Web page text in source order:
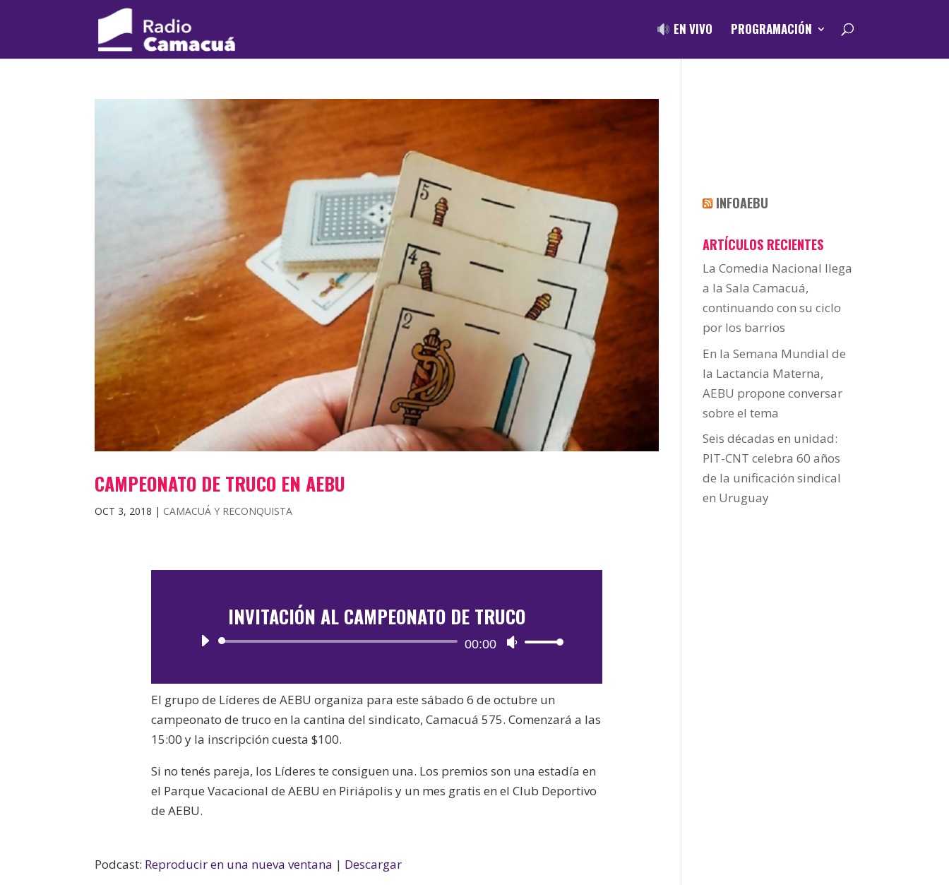
EN VIVO PROGRAMACIÓN
CAMPEONATO DE TRUCO EN AEBU
OCT 3, 2018 | CAMACUÁ Y RECONQUISTA
INVITACIÓN AL CAMPEONATO DE TRUCO
Reproductor
audio
00:00
Utiliza
teclas
de
flecha
El grupo de Líderes de AEBU organiza para este sábado 6 de octubre un
campeonato de truco en la cantina del sindicato, Camacuá 575. Comenzará a las
15:00 y la inscripción cuesta $100.
Si no tenés pareja, los Líderes te consiguen una. Los premios son una estadía en
el Parque Vacacional de AEBU en Piriápolis y un mes gratis en el Club Deportivo
de AEBU.
Podcast: Reproducir en una nueva ventana | Descargar
INFOAEBU
ARTÍCULOS RECIENTES
La Comedia Nacional llega
a la Sala Camacuá,
continuando con su ciclo
por los barrios
En la Semana Mundial de
la Lactancia Materna,
AEBU propone conversar
sobre el tema
Seis décadas en unidad:
PIT-CNT celebra 60 años
de la unificación sindical
en Uruguay